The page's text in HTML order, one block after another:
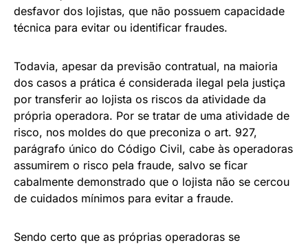
desfavor dos lojistas, que não possuem capacidade
técnica para evitar ou identificar fraudes.
Todavia, apesar da previsão contratual, na maioria
dos casos a prática é considerada ilegal pela justiça
por transferir ao lojista os riscos da atividade da
própria operadora. Por se tratar de uma atividade de
risco, nos moldes do que preconiza o art. 927,
parágrafo único do Código Civil, cabe às operadoras
assumirem o risco pela fraude, salvo se ficar
cabalmente demonstrado que o lojista não se cercou
de cuidados mínimos para evitar a fraude.
Sendo certo que as próprias operadoras se